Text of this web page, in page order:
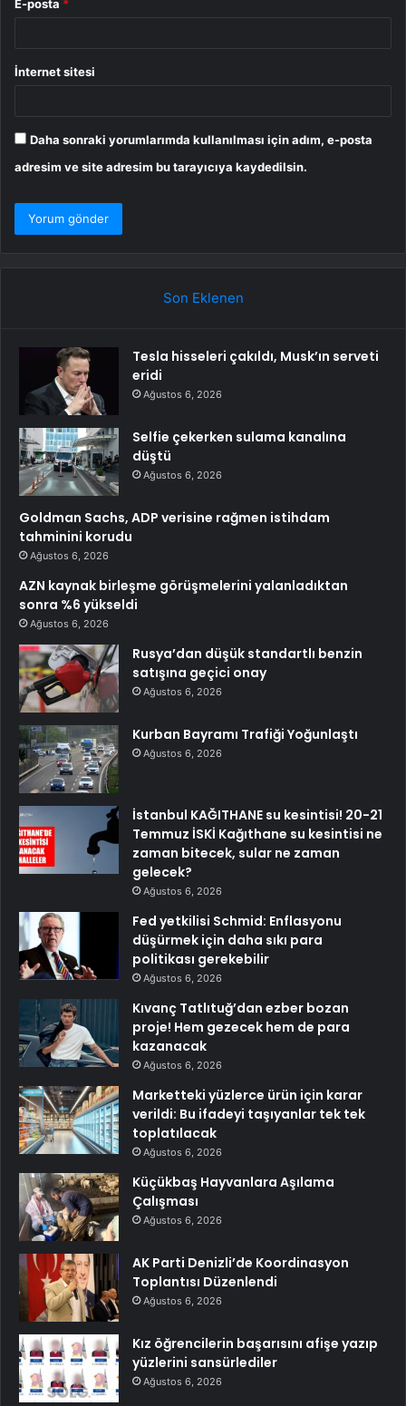
E-posta *
İnternet sitesi
Daha sonraki yorumlarımda kullanılması için adım, e-posta
adresim ve site adresim bu tarayıcıya kaydedilsin.
Son Eklenen
Tesla hisseleri çakıldı, Musk’ın serveti
eridi
Ağustos 6, 2026
Selfie çekerken sulama kanalına
düştü
Ağustos 6, 2026
Goldman Sachs, ADP verisine rağmen istihdam
tahminini korudu
Ağustos 6, 2026
AZN kaynak birleşme görüşmelerini yalanladıktan
sonra %6 yükseldi
Ağustos 6, 2026
Rusya’dan düşük standartlı benzin
satışına geçici onay
Ağustos 6, 2026
Kurban Bayramı Trafiği Yoğunlaştı
Ağustos 6, 2026
İstanbul KAĞITHANE su kesintisi! 20-21
Temmuz İSKİ Kağıthane su kesintisi ne
zaman bitecek, sular ne zaman
gelecek?
Ağustos 6, 2026
Fed yetkilisi Schmid: Enflasyonu
düşürmek için daha sıkı para
politikası gerekebilir
Ağustos 6, 2026
Kıvanç Tatlıtuğ’dan ezber bozan
proje! Hem gezecek hem de para
kazanacak
Ağustos 6, 2026
Marketteki yüzlerce ürün için karar
verildi: Bu ifadeyi taşıyanlar tek tek
toplatılacak
Ağustos 6, 2026
Küçükbaş Hayvanlara Aşılama
Çalışması
Ağustos 6, 2026
AK Parti Denizli’de Koordinasyon
Toplantısı Düzenlendi
Ağustos 6, 2026
Kız öğrencilerin başarısını afişe yazıp
yüzlerini sansürlediler
Ağustos 6, 2026